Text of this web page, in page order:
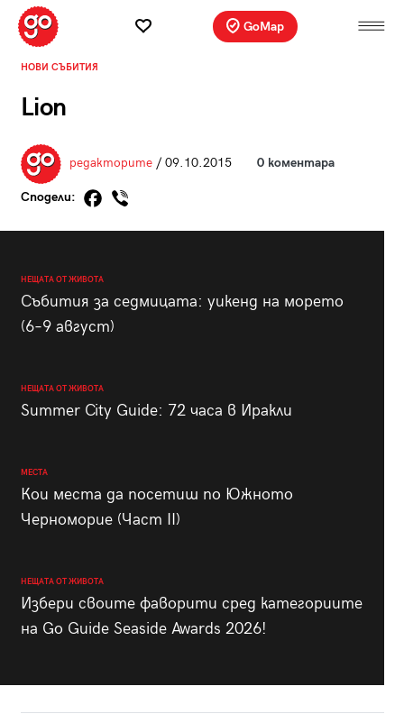
GoMap
НОВИ СЪБИТИЯ
Lion
редакторите/ 09.10.2015 0 коментара
Сподели:
НЕЩАТА ОТ ЖИВОТА
Събития за седмицата: уикенд на морето
(6–9 август)
НЕЩАТА ОТ ЖИВОТА
Summer City Guide: 72 часа в Иракли
МЕСТА
Кои места да посетиш по Южното
Черноморие (Част II)
НЕЩАТА ОТ ЖИВОТА
Избери своите фаворити сред категориите
на Go Guide Seaside Awards 2026!